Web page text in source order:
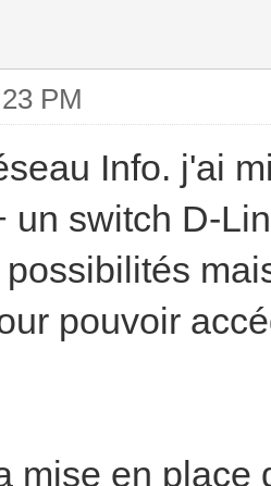
PM
Info. j'ai
un switch D-
pouvoir
mise en place